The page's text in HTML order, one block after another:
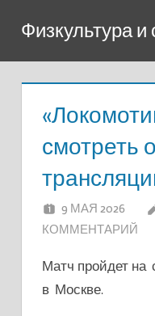
содержимому
Физкультура
смотреть
9 МАЯ 2026
КОММЕНТАРИЙ
Матч пройдет
в Москве.